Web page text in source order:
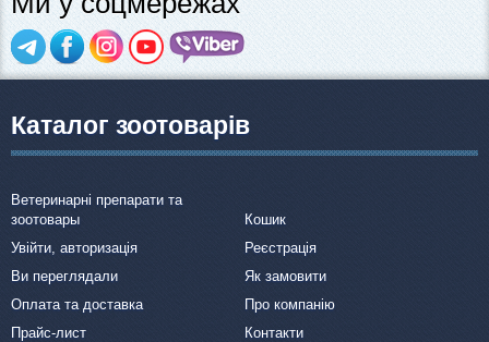
Каталог зоотоварів
Ветеринарні препарати та
зоотовары
Кошик
Увійти, авторизація
Реєстрація
Ви переглядали
Як замовити
Оплата та доставка
Про компанію
Прайс-лист
Контакти